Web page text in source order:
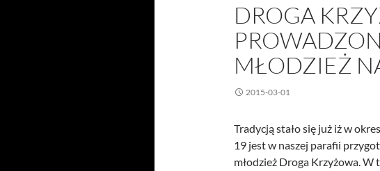
DROGA
MŁODZIEŻ
2015-03-01
Tradycją stało się już iż w
19 jest w naszej parafii
młodzież Droga Krzyżowa. W